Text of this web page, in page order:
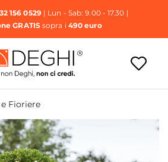
156 0529| Lun - Sab: 9.00 - 17.30 |
GRATISsopra i 490 euro
e Fioriere